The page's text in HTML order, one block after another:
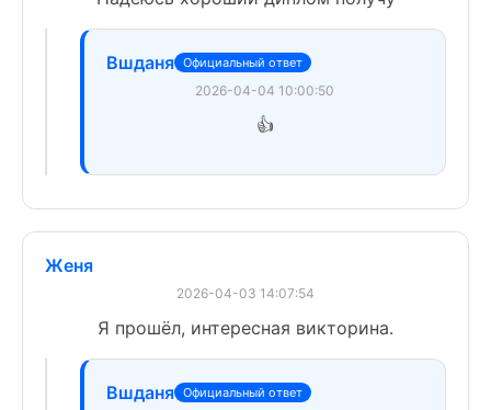
Вшданя Официальный ответ
2026-04-04 10:00:50
👍
Женя
2026-04-03 14:07:54
Я прошёл, интересная викторина.
Вшданя Официальный ответ